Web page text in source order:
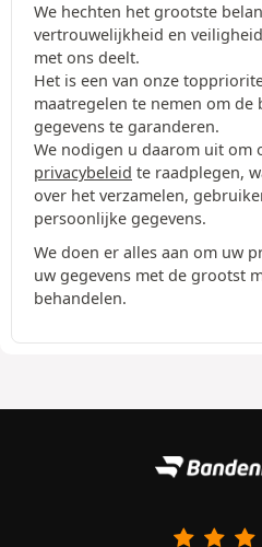
We hechten het grootste
vertrouwelijkheid en
met ons deelt.
Het is een van onze
maatregelen te nemen om de
gegevens te garanderen.
We nodigen u daarom uit om
privacybeleid te raadplegen,
over het verzamelen,
persoonlijke gegevens.
We doen er alles aan om uw
uw gegevens met de grootst
behandelen.